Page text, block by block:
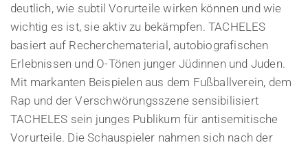
deutlich, wie subtil Vorurteile wirken können und wie
wichtig es ist, sie aktiv zu bekämpfen. TACHELES
basiert auf Recherchematerial, autobiografischen
Erlebnissen und O-Tönen junger Jüdinnen und Juden.
Mit markanten Beispielen aus dem Fußballverein, dem
Rap und der Verschwörungsszene sensibilisiert
TACHELES sein junges Publikum für antisemitische
Vorurteile. Die Schauspieler nahmen sich nach der